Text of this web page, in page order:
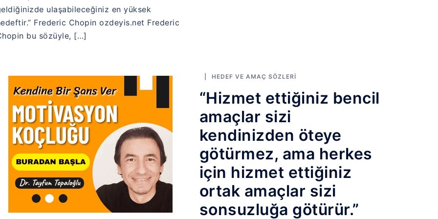
ulaşabileceğiniz en yüksek
Frederic Chopin ozdeyis.net Frederic
bu sözüyle, […]
HEDEF VE AMAÇ SÖZLERI
“Hizmet ettiğiniz bencil
amaçlar sizi
kendinizden öteye
götürmez, ama herkes
için hizmet ettiğiniz
ortak amaçlar sizi
sonsuzluğa götürür.”